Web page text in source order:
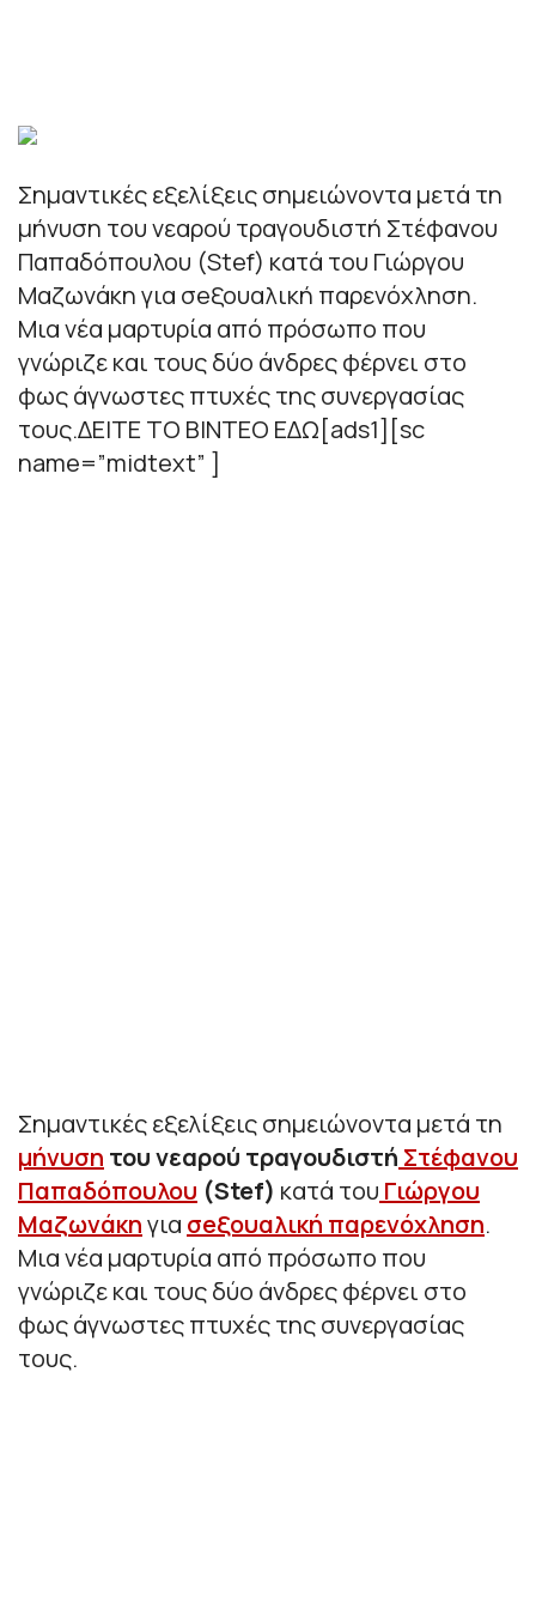
Σημαντικές εξελίξεις σημειώνοντα μετά τη
μήνυση του νεαρού τραγουδιστή Στέφανου
Παπαδόπουλου (Stef) κατά του Γιώργου
Μαζωνάκη για σeξουαλική παρενόχληση.
Μια νέα μαρτυρία από πρόσωπο που
γνώριζε και τους δύο άνδρες φέρνει στο
φως άγνωστες πτυχές της συνεργασίας
τους.ΔΕΙΤΕ ΤΟ ΒΙΝΤΕΟ ΕΔΩ[ads1][sc
name=”midtext” ]
Σημαντικές εξελίξεις σημειώνοντα μετά τη
μήνυση του νεαρού τραγουδιστή Στέφανου
Παπαδόπουλου (Stef) κατά του Γιώργου
Μαζωνάκηγια σeξουαλική παρενόχληση.
Μια νέα μαρτυρία από πρόσωπο που
γνώριζε και τους δύο άνδρες φέρνει στο
φως άγνωστες πτυχές της συνεργασίας
τους.